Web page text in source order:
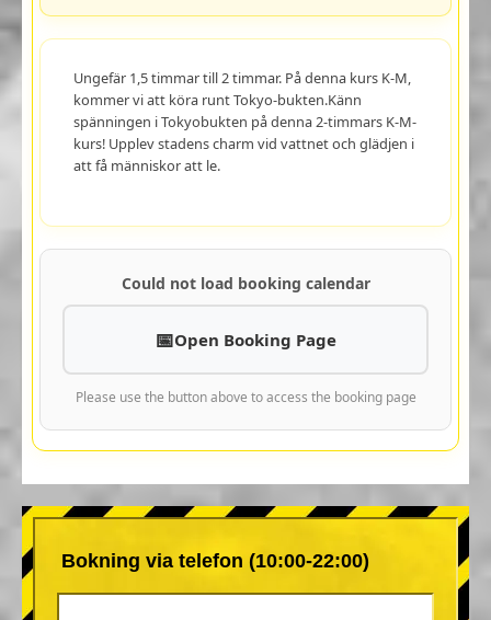
Ungefär 1,5 timmar till 2 timmar. På denna kurs K-M,
kommer vi att köra runt Tokyo-bukten.Känn
spänningen i Tokyobukten på denna 2-timmars K-M-
kurs! Upplev stadens charm vid vattnet och glädjen i
att få människor att le.
Could not load booking calendar
Open Booking Page
Please use the button above to access the booking page
Bokning via telefon (10:00-22:00)